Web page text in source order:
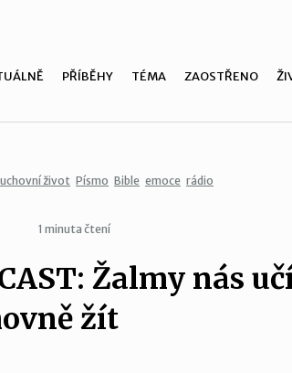
PŘÍBĚHY TÉMA ZAOSTŘENO
život Písmo Bible emoce rádio
1 minuta čtení
Žalmy nás
žít